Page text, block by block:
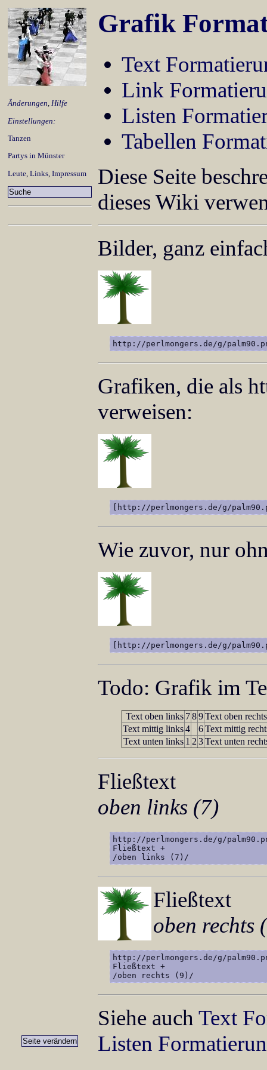
Änderungen, Hilfe
Einstellungen:
Tanzen
Partys in Münster
Leute Links Impressum
Grafik
Text
Link
Listen
Tabellen
Diese Seite
dieses Wiki
Bilder, ganz
http://perlmongers.de/g/
Grafiken, die als
verweisen:
[http://perlmongers.de/g/
Wie zuvor, nur
[http://perlmongers.de/g/
Todo: Grafik im
Text oben links 789Text oben rechts
Text mittig links4 6Text mittig
Text unten links 1 23Text unten
Fließtext
oben links (7)
http://perlmongers.de/g/
Fließtext +
/oben links (7)/
Fließtext
oben rechts
http://perlmongers.de/g/
Fließtext +
/oben rechts (9)/
Siehe auch Text
Listen